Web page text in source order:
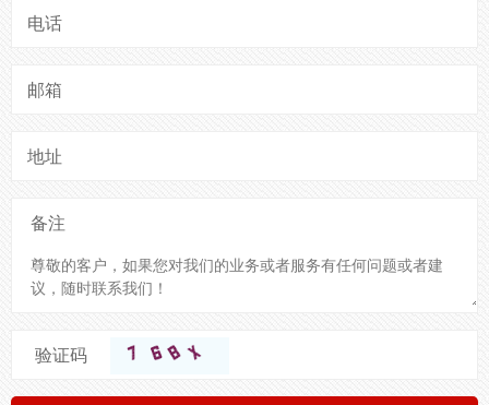
电话
邮箱
地址
备注
验证码